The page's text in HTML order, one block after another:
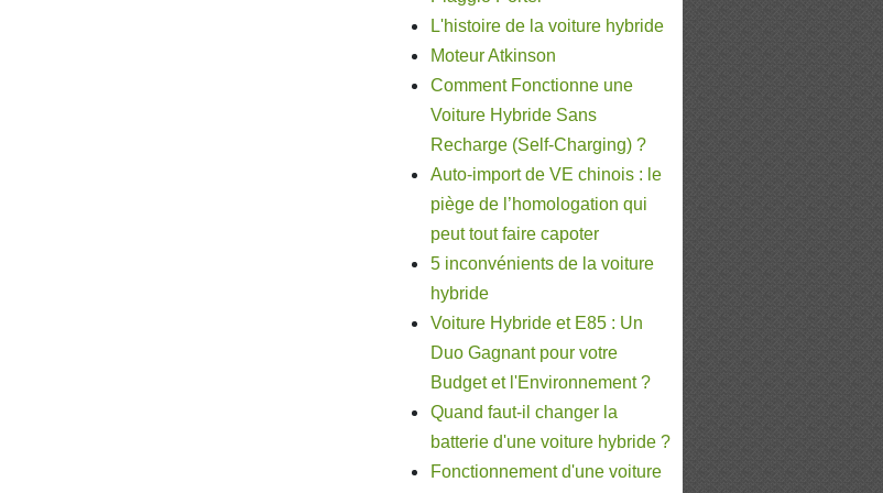
L'histoire de la voiture hybride
Moteur Atkinson
Comment Fonctionne une
Voiture Hybride Sans
Recharge (Self-Charging) ?
Auto-import de VE chinois : le
piège de l’homologation qui
peut tout faire capoter
5 inconvénients de la voiture
hybride
Voiture Hybride et E85 : Un
Duo Gagnant pour votre
Budget et l'Environnement ?
Quand faut-il changer la
batterie d'une voiture hybride ?
Fonctionnement d'une voiture